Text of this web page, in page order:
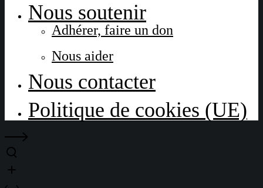
Nous soutenir
Adhérer, faire un don
Nous aider
Nous contacter
Politique de cookies (UE)